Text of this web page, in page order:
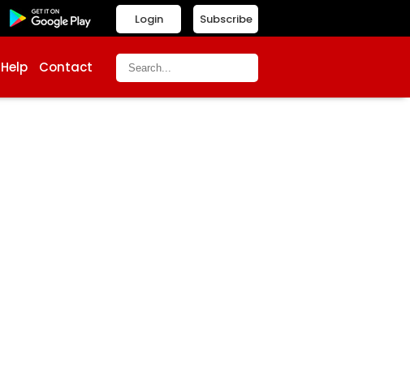
Subscribe
Login
Help Contact